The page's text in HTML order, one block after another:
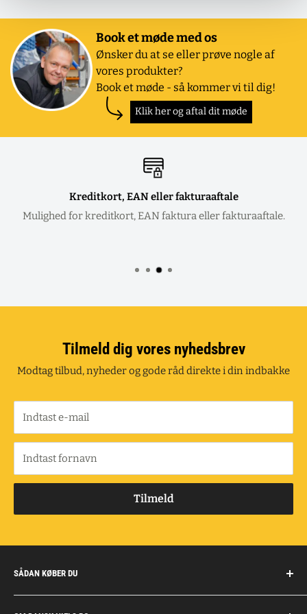
Book et møde med os
Ønsker du at se eller prøve nogle af
vores produkter?
Book et møde - så kommer vi til dig!
Klik her og aftal dit møde
Kreditkort, EAN eller fakturaaftale
Mulighed for kreditkort, EAN faktura eller fakturaaftale.
Tilmeld dig vores nyhedsbrev
Modtag tilbud, nyheder og gode råd direkte i din indbakke
Indtast e-mail
Indtast fornavn
Tilmeld
SÅDAN KØBER DU